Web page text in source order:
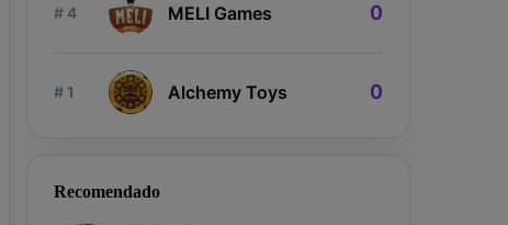
# 4 MELI Games 0
# 1 Alchemy Toys 0
Recomendado